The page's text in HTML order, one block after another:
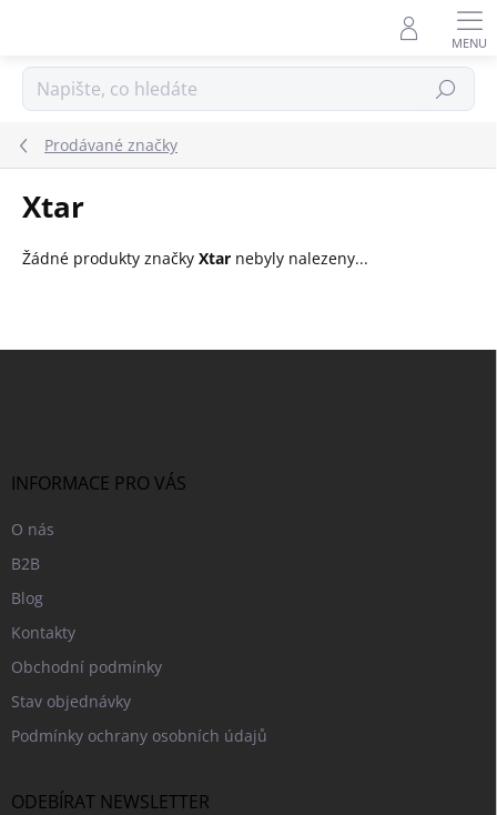
Hledat
Prodávané značky
Xtar
Žádné produkty značky Xtar nebyly nalezeny...
INFORMACE PRO VÁS
O nás
B2B
Blog
Kontakty
Obchodní podmínky
Stav objednávky
Podmínky ochrany osobních údajů
ODEBÍRAT NEWSLETTER